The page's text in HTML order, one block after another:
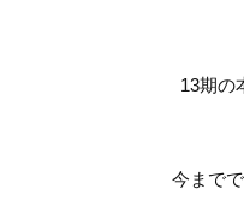
13期の
今まで